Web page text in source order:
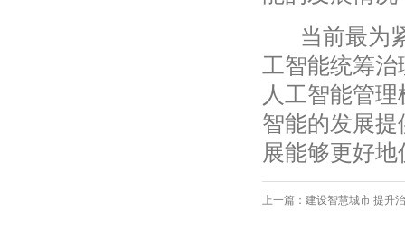
当前最为紧
工智能统筹
人工智能管
智能的发展
展能够更好
上一篇： 建设智慧城市 提升